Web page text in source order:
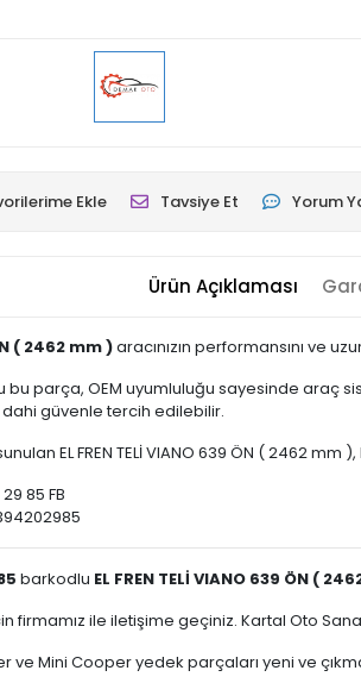
Ekle Tavsiye Et Yorum
Ürün Açıklaması
( 2462 mm )aracınızın performansını ve
bu parça, OEM uyumluluğu sayesinde araç
dahi güvenle tercih edilebilir.
EL FREN TELİ VIANO 639 ÖN ( 2462
85 FB
barkodlu EL FREN TELİ VIANO 639 ÖN (
firmamız ile iletişime geçiniz. Kartal Oto
ve Mini Cooper yedek parçaları yeni ve